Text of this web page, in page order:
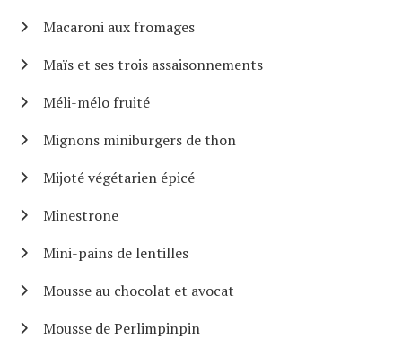
Macaroni aux fromages
Maïs et ses trois assaisonnements
Méli-mélo fruité
Mignons miniburgers de thon
Mijoté végétarien épicé
Minestrone
Mini-pains de lentilles
Mousse au chocolat et avocat
Mousse de Perlimpinpin